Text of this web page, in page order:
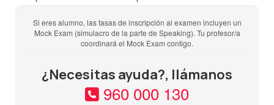
Si eres alumno, las tasas de inscripción al examen incluyen un
Mock Exam (simulacro de la parte de Speaking). Tu profesor/a
coordinará el Mock Exam contigo.
¿Necesitas ayuda?, llámanos
960 000 130
FECHA PRUEBA ORAL:La prueba oral tendrá lugar entre
una semana antes, los dos días posteriores o el mismo
día de la prueba escrita y deberás estar disponible
durante todo ese período de tiempo pues NO SE PUEDE
CAMBIAR LA FECHA DE NINGUNA DE LAS PARTES DEL